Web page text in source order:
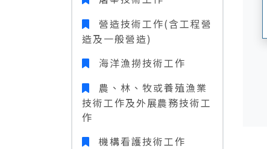
營造技術工作(含工程營
造及一般營造)
海洋漁撈技術工作
農、林、牧或養殖漁業
技術工作及外展農務技術工
作
機構看護技術工作